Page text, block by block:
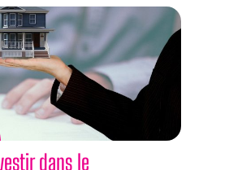
dans le